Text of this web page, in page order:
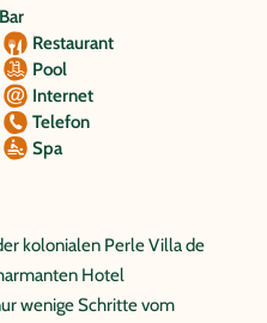
Bar
Restaurant
Pool
Internet
Telefon
Spa
kolonialen Perle Villa de
Hotel
wenige Schritte vom